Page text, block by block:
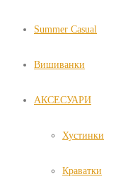
Summer Casual
Вишиванки
АКСЕСУАРИ
Хустинки
Краватки